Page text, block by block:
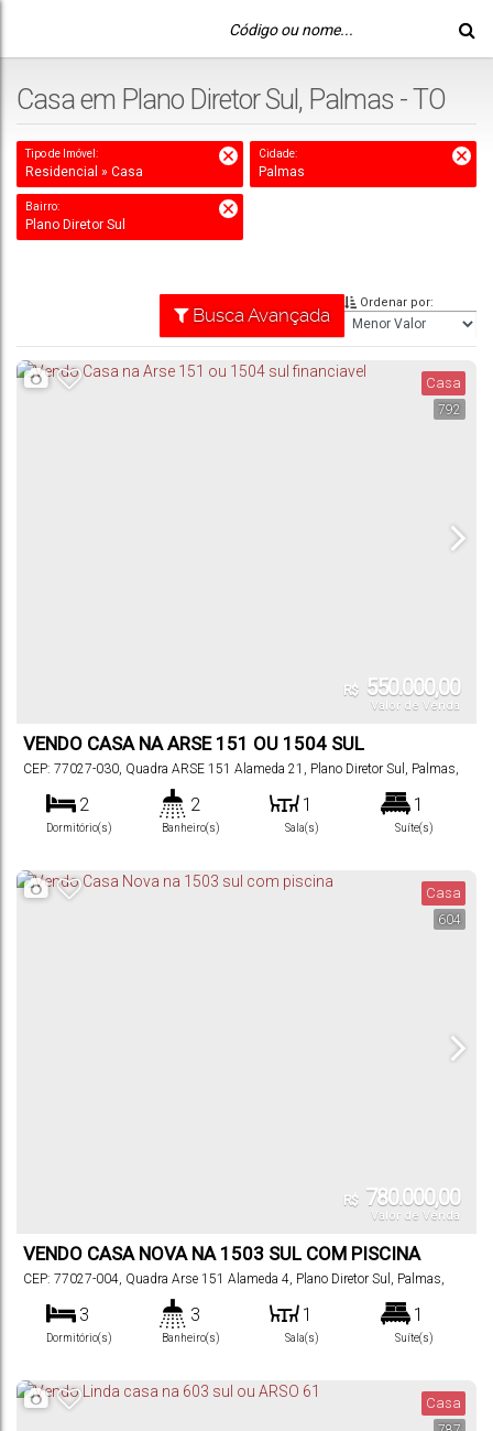
Casa em Plano Diretor Sul, Palmas - TO
Tipo de Imóvel:
Residencial » Casa
Cidade:
Palmas
Bairro:
Plano Diretor Sul
Busca Avançada
Ordenar por:
792
Casa
R$ 550.000,00
Valor de Venda
VENDO CASA NA ARSE 151 OU 1504 SUL
FINANCIAVEL
CEP: 77027-030, Quadra ARSE 151 Alameda 21 , Plano Diretor Sul , Palmas,
2
Dormitório(s)
2
Banheiro(s)
1
Sala(s)
1
Suíte(s)
Total:
180.00~
1080
.00 m²
Vaga(s) Útil:
604
Casa
R$ 780.000,00
Valor de Venda
VENDO CASA NOVA NA 1503 SUL COM PISCINA
CEP: 77027-004, Quadra Arse 151 Alameda 4, Plano Diretor Sul , Palmas,
3
Dormitório(s)
3
Banheiro(s)
1
Sala(s)
1
Suíte(s)
Vaga(s) Útil: Terreno:
Casa